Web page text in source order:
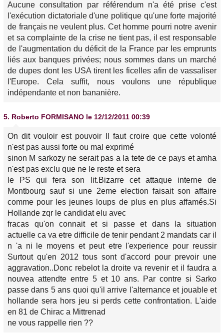
Aucune consultation par référendum n'a été prise c'est
l'exécution dictatoriale d'une politique qu'une forte majorité
de français ne veulent plus. Cet homme pourri notre avenir
et sa complainte de la crise ne tient pas, il est responsable
de l'augmentation du déficit de la France par les emprunts
liés aux banques privées; nous sommes dans un marché
de dupes dont les USA tirent les ficelles afin de vassaliser
l'Europe. Cela suffit, nous voulons une république
indépendante et non bananière.
5. Roberto FORMISANO le 12/12/2011 00:39
On dit vouloir est pouvoir Il faut croire que cette volonté
n'est pas aussi forte ou mal exprimé
sinon M sarkozy ne serait pas a la tete de ce pays et amha
n'est pas exclu que ne le reste et sera
le PS qui fera son lit.Bizarre cet attaque interne de
Montbourg sauf si une 2eme election faisait son affaire
comme pour les jeunes loups de plus en plus affamés.Si
Hollande zqr le candidat elu avec
fracas qu'on connait et si passe et dans la situation
actuelle ca va etre difficile de tenir pendant 2 mandats car il
n 'a ni le moyens et peut etre l'experience pour reussir
Surtout qu'en 2012 tous sont d'accord pour prevoir une
aggravation..Donc rebelot la droite va revenir et il faudra a
nouvea attendte entre 5 et 10 ans. Par contre si Sarko
passe dans 5 ans quoi qu'il arrive l'alternance et jouable et
hollande sera hors jeu si perds cette confrontation. L'aide
en 81 de Chirac a Mittrenad
ne vous rappelle rien ??